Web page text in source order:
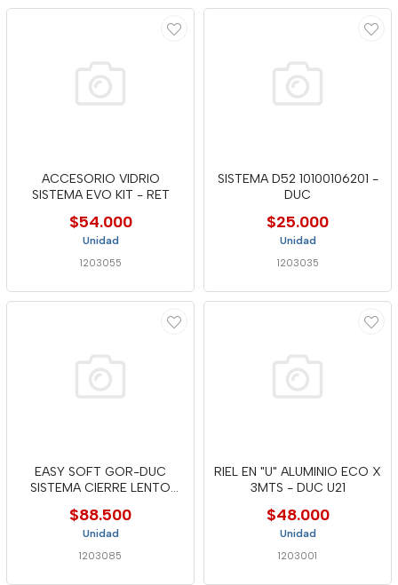
ACCESORIO VIDRIO
SISTEMA EVO KIT - RET
$54.000
Unidad
1203055
SISTEMA D52 10100106201 -
DUC
$25.000
Unidad
1203035
EASY SOFT GOR-DUC
SISTEMA CIERRE LENTO
$88.500
Unidad
1203085
RIEL EN "U" ALUMINIO ECO X
3MTS - DUC U21
$48.000
Unidad
1203001